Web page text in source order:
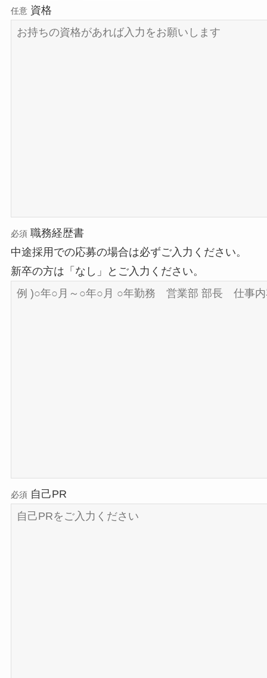
任意資格
必須職務経歴書
中途採用での応募の場合は必ずご入力ください。
新卒の方は「なし」とご入力ください。
必須自己PR